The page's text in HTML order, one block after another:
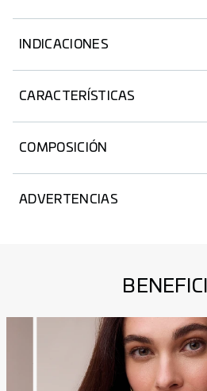
INDICACIONES
CARACTERÍSTICAS
Envase 100% reciclable.
COMPOSICIÓN
®.
Queratina vegana.
ADVERTENCIAS